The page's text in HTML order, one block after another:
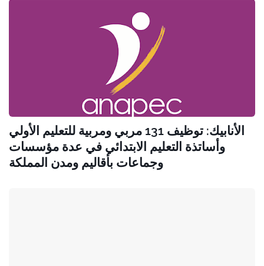
الأنابيك: توظيف 131 مربي ومربية للتعليم الأولي
وأساتذة التعليم الابتدائي في عدة مؤسسات
وجماعات بأقاليم ومدن المملكة